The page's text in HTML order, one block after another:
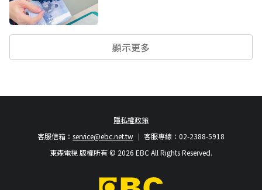
顯示更多
隱私權政策
客服專線：02-2388-5918
客服信箱： service@ebc.net.tw
東森電視 版權所有 © 2026 EBC All Rights Reserved.